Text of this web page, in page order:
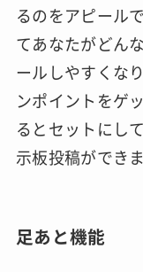
るのをアピール
てあなたがどん
ールしやすくな
ンポイントをゲ
るとセットにし
示板投稿ができ
足あと機能